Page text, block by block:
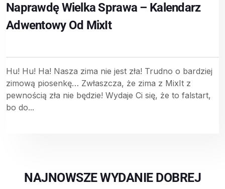
Naprawdę Wielka Sprawa – Kalendarz
Adwentowy Od MixIt
Hu! Hu! Ha! Nasza zima nie jest zła! Trudno o bardziej
zimową piosenkę… Zwłaszcza, że zima z MixIt z
pewnością zła nie będzie! Wydaje Ci się, że to falstart,
bo do...
NAJNOWSZE WYDANIE DOBREJ